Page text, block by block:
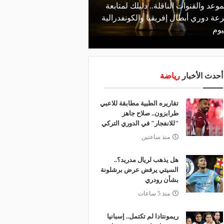
والقنوات الناقلة.. دليلك لمتابعة
دوري أبطال إفريقيا والكونفدرالية
أحدث الأخبار رياضة
تقاريره الطبية مطابقة للاعبي
طرابزون.. صلاح جاهز
"للانفجار" في الدوري التركي
منذ ساعتين
هل يذهب لريال مدريد؟..
السيتي يرفض عرض برشلونة
بشأن رودري
منذ 5 ساعات
ريمونتادا لم تكتمل.. إسبانيا